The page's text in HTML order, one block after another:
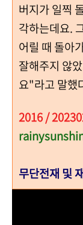
버지가 일찍
각하는데요.
어릴 때 돌아
잘해주지 않
요"라고 말했
2016 /
무단전재 및